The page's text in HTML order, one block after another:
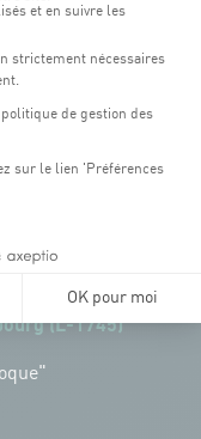
Coque :
chaque activité.
(L-1745)